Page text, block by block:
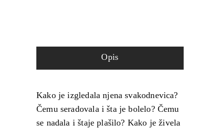
Opis
Kako je izgledala njena svakodnevica?
Čemu seradovala i šta je bolelo? Čemu
se nadala i štaje plašilo? Kako je živela